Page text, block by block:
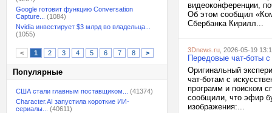
Google готовит функцию Conversation
Capture...
(1084)
Nvidia инвестирует $3 млрд во владельца...
(1055)
< 1 2 3 4 5 6 7 8 >
Популярные
США стали главным поставщиком...
(41374)
Character.AI запустила короткие ИИ-
сериалы...
(40611)
видеоконференции,
Об этом сообщил
Сбербанка Кирилл...
3Dnews.ru , 2026-05-19
Передовые чат-боты
Оригинальный
чат-ботам с
программ и поиском
сообщили, что эфир
изображения:...